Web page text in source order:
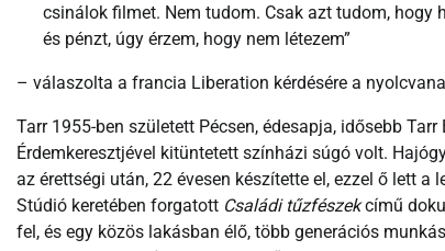
csinálok filmet. Nem tudom. Csak azt tudom, hogy
és pénzt, úgy érzem, hogy nem létezem”
– válaszolta a francia Liberation kérdésére a
Tarr 1955-ben született Pécsen, édesapja, idősebb
Érdemkeresztjével kitüntetett színházi súgó volt.
az érettségi után, 22 évesen készítette el, ezzel ő lett
Stúdió keretében forgatott Családi tűzfészekcímű
fel, és egy közös lakásban élő, több generációs